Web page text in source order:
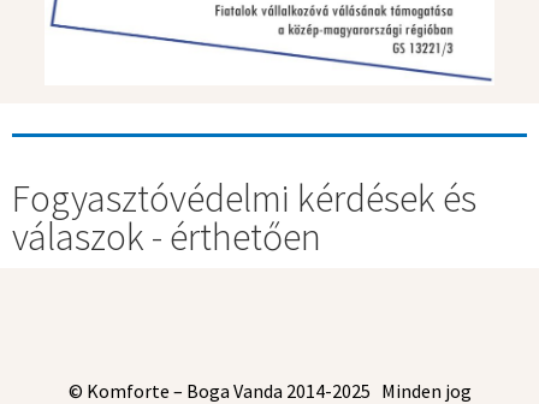
Fogyasztóvédelmi kérdések és
válaszok - érthetően
© Komforte – Boga Vanda 2014-2025 Minden jog